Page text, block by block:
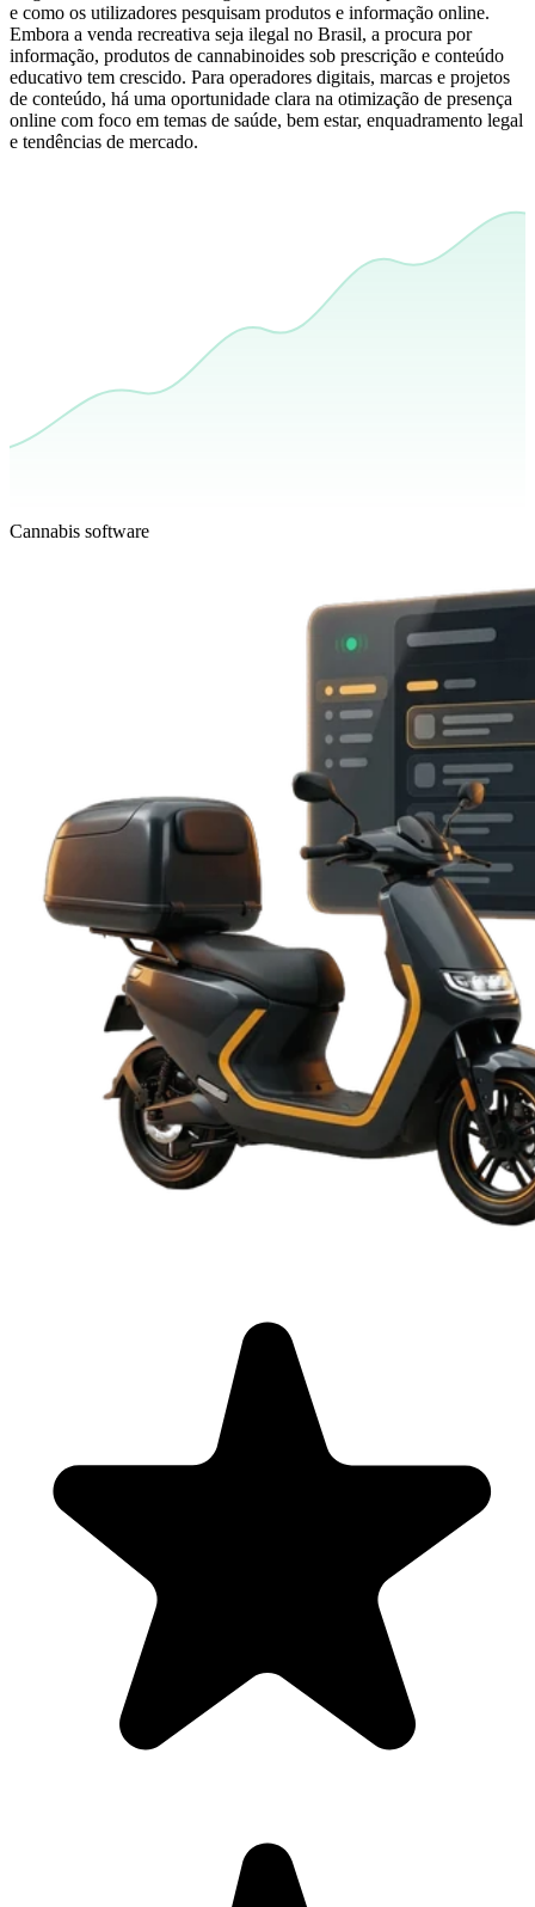
e como os utilizadores pesquisam produtos e informação online.
Embora a venda recreativa seja ilegal no Brasil, a procura por
informação, produtos de cannabinoides sob prescrição e conteúdo
educativo tem crescido. Para operadores digitais, marcas e projetos
de conteúdo, há uma oportunidade clara na otimização de presença
online com foco em temas de saúde, bem estar, enquadramento legal
e tendências de mercado.
Cannabis software